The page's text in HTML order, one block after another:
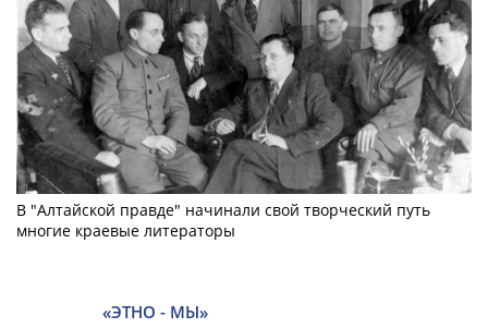
В "Алтайской правде" начинали свой творческий путь
многие краевые литераторы
«ЭТНО - МЫ»